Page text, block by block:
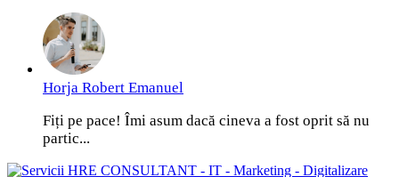
Horja Robert Emanuel
Fiți pe pace! Îmi asum dacă cineva a fost oprit să nu
partic...